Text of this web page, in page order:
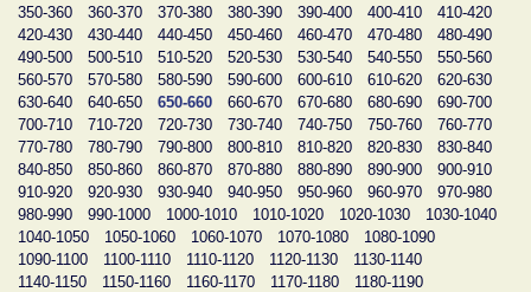
350-360
360-370 370-380 380-390 390-400 400-410
410-420
420-430
430-440 440-450 450-460 460-470 470-480
480-490
490-500
500-510 510-520 520-530 530-540 540-550
550-560
560-570
570-580 580-590 590-600 600-610 610-620
620-630
630-640
640-650 650-660 660-670 670-680 680-690
690-700
700-710
710-720 720-730 730-740 740-750 750-760
760-770
770-780
780-790 790-800 800-810 810-820 820-830
830-840
840-850
850-860 860-870 870-880 880-890 890-900
900-910
910-920
920-930 930-940 940-950 950-960 960-970
970-980
980-990
990-1000 1000-1010 1010-1020 1020-1030
1030-1040
1040-1050
1050-1060 1060-1070 1070-1080
1080-1090
1090-1100
1100-1110 1110-1120 1120-1130
1130-1140
1140-1150
1150-1160 1160-1170 1170-1180
1180-1190